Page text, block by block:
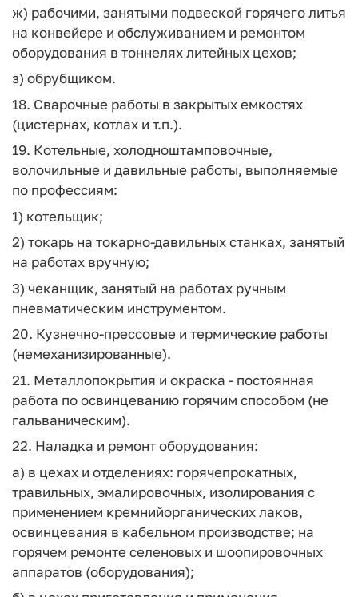
ж) рабочими, занятыми подвеской горячего литья
на конвейере и обслуживанием и ремонтом
оборудования в тоннелях литейных цехов;
з) обрубщиком.
18. Сварочные работы в закрытых емкостях
(цистернах, котлах и т.п.).
19. Котельные, холодноштамповочные,
волочильные и давильные работы, выполняемые
по профессиям:
1) котельщик;
2) токарь на токарно-давильных станках, занятый
на работах вручную;
3) чеканщик, занятый на работах ручным
пневматическим инструментом.
20. Кузнечно-прессовые и термические работы
(немеханизированные).
21. Металлопокрытия и окраска - постоянная
работа по освинцеванию горячим способом (не
гальваническим).
22. Наладка и ремонт оборудования:
а) в цехах и отделениях: горячепрокатных,
травильных, эмалировочных, изолирования с
применением кремнийорганических лаков,
освинцевания в кабельном производстве; на
горячем ремонте селеновых и шоопировочных
аппаратов (оборудования);